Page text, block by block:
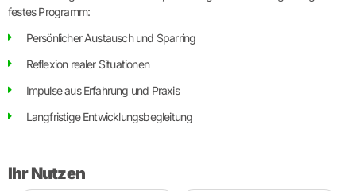
festes Programm:
Persönlicher Austausch und Sparring
Reflexion realer Situationen
Impulse aus Erfahrung und Praxis
Langfristige Entwicklungsbegleitung
Ihr Nutzen